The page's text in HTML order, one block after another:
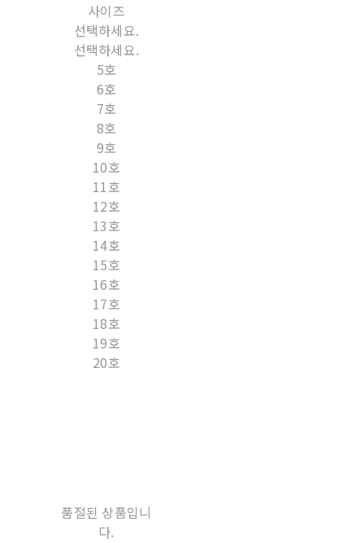
사이즈
선택하세요.
선택하세요.
5호
6호
7호
8호
9호
10호
11호
12호
13호
14호
15호
16호
17호
18호
19호
20호
품절된 상품입니
다.